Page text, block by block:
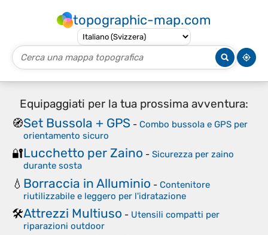
topographic-map.com
Equipaggiati per la tua prossima avventura:
🧭Set Bussola + GPS - Combo bussola e GPS per
orientamento sicuro
🔐Lucchetto per Zaino - Sicurezza per zaino
durante sosta
💧 Borraccia in Alluminio - Contenitore
riutilizzabile e leggero per l'idratazione
🛠️Attrezzi Multiuso - Utensili compatti per
riparazioni outdoor